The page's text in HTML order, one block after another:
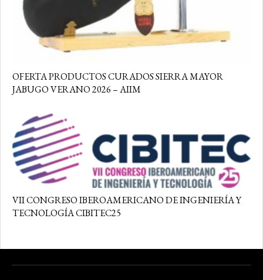
OFERTA PRODUCTOS CURADOS SIERRA MAYOR
JABUGO VERANO 2026 – AIIM
VII CONGRESO IBEROAMERICANO DE INGENIERÍA Y
TECNOLOGÍA CIBITEC25